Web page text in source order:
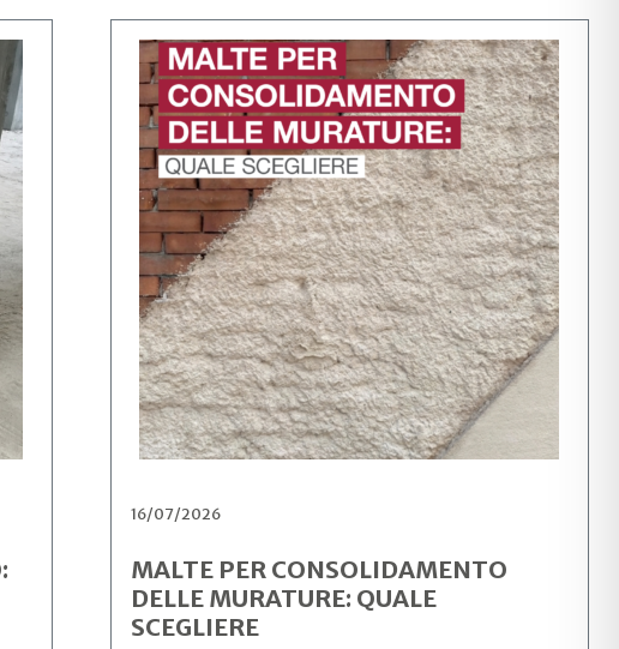
16/07/2026
MALTE PER CONSOLIDAMENTO
DELLE MURATURE: QUALE
SCEGLIERE